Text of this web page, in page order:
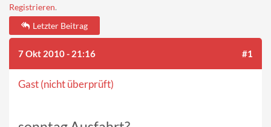
Registrieren.
Letzter Beitrag
7 Okt 2010 - 21:16 #1
Gast (nicht überprüft)